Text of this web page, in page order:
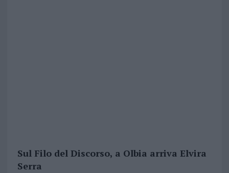
Sul Filo del Discorso, a Olbia arriva Elvira
Serra